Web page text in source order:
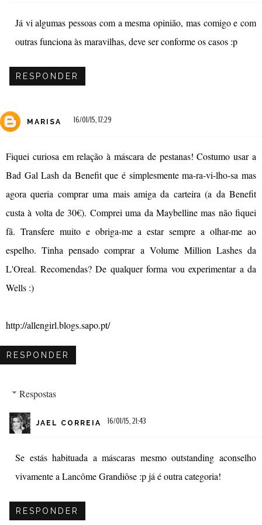
Já vi algumas pessoas com a mesma opinião, mas comigo e com
outras funciona às maravilhas, deve ser conforme os casos :p
RESPONDER
MARISA 16/01/15, 17:29
Fiquei curiosa em relação à máscara de pestanas! Costumo usar a
Bad Gal Lash da Benefit que é simplesmente ma-ra-vi-lho-sa mas
agora queria comprar uma mais amiga da carteira (a da Benefit
custa à volta de 30€). Comprei uma da Maybelline mas não fiquei
fã. Transfere muito e obriga-me a estar sempre a olhar-me ao
espelho. Tinha pensado comprar a Volume Million Lashes da
L'Oreal. Recomendas? De qualquer forma vou experimentar a da
Wells :)
http://allengirl.blogs.sapo.pt/
RESPONDER
Respostas
JAEL CORREIA 16/01/15, 21:43
Se estás habituada a máscaras mesmo outstanding aconselho
vivamente a Lancôme Grandiôse :p já é outra categoria!
RESPONDER